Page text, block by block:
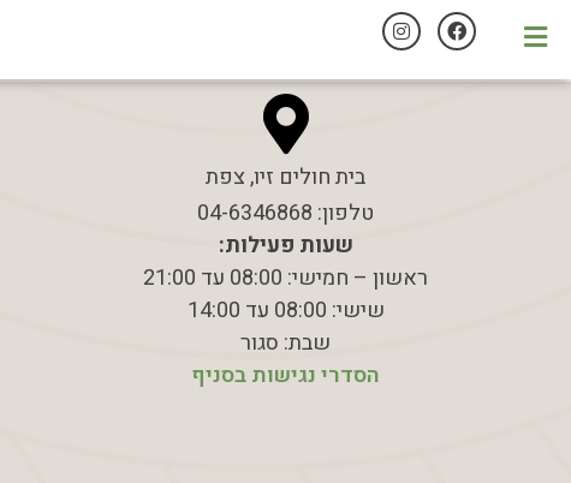
בית חולים זיו, צפת
טלפון: 04-6346868
שעות פעילות:
ראשון – חמישי: 08:00 עד 21:00
שישי: 08:00 עד 14:00
שבת: סגור
הסדרי נגישות בסניף